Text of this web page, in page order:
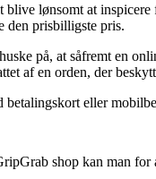
lønsomt at
den prisbilligste pris.
på, at såfremt en
af en orden, der
betalingskort eller
shop kan man